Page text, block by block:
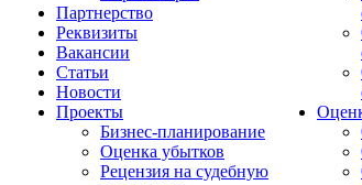
Партнерство
Реквизиты
Вакансии
Статьи
Новости
Проекты
Бизнес-планирование
Оценка убытков
Рецензия на судебную